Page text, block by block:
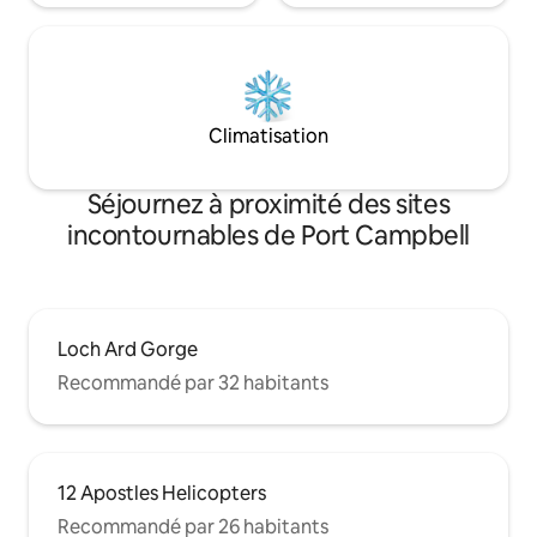
Climatisation
Séjournez à proximité des sites
incontournables de Port Campbell
Loch Ard Gorge
Recommandé par 32 habitants
12 Apostles Helicopters
Recommandé par 26 habitants